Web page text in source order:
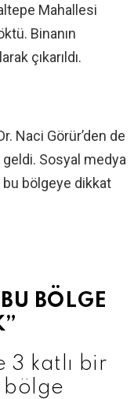
Mahallesi
Binanın
çıkarıldı.
Naci Görür’den de
Sosyal medya
bu bölgeye dikkat
BÖLGE
3 katlı bir
bölge